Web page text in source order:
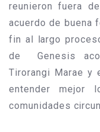
reunieron fuera
acuerdo de buena
fin al largo
de Genesis
Tirorangi Marae y
entender mejor
comunidades